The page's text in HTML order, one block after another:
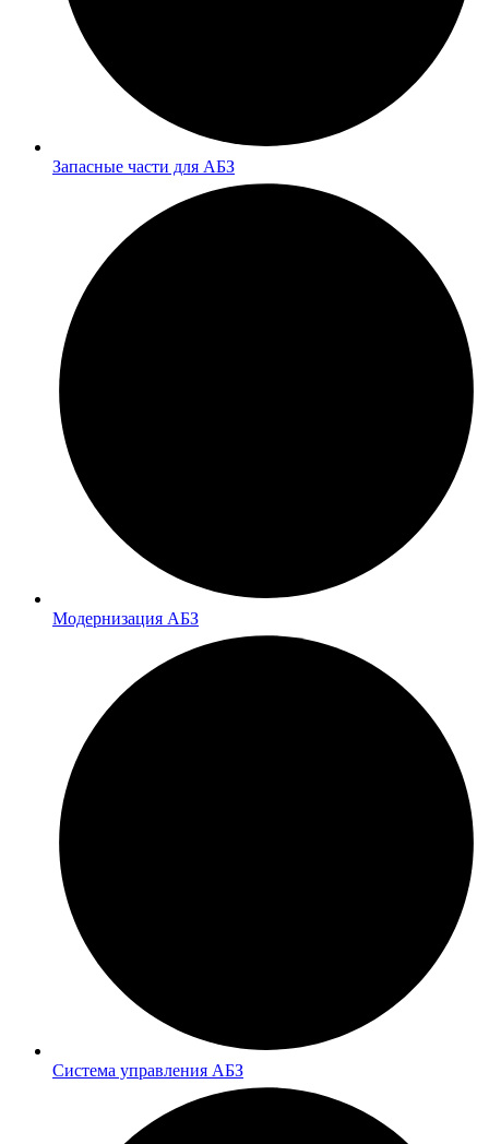
Запасные части для АБЗ
Модернизация АБЗ
Система управления АБЗ